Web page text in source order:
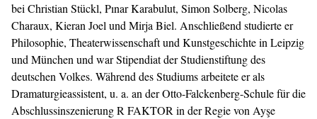
bei Christian Stückl, Pınar Karabulut, Simon Solberg, Nicolas
Charaux, Kieran Joel und Mirja Biel. Anschließend studierte er
Philosophie, Theaterwissenschaft und Kunstgeschichte in Leipzig
und München und war Stipendiat der Studienstiftung des
deutschen Volkes. Während des Studiums arbeitete er als
Dramaturgieassistent, u. a. an der Otto-Falckenberg-Schule für die
Abschlussinszenierung R FAKTOR in der Regie von Ayşe